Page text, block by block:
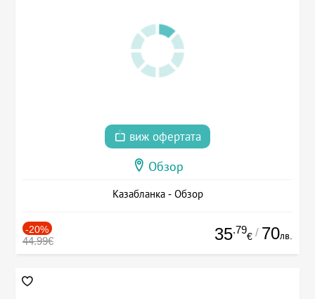
виж офертата
Обзор
Казабланка - Обзор
-20%
44.99€ 35.79
€ / 70лв.